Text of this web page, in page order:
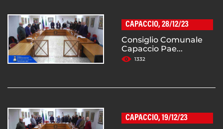
CAPACCIO, 28/12/23
Consiglio Comunale
Capaccio Pae...
1332
CAPACCIO, 19/12/23